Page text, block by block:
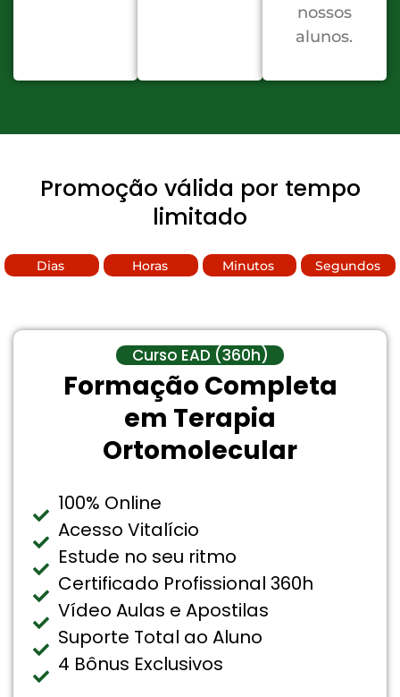
nossos
alunos.
Promoção válida por tempo
limitado
Dias Horas Minutos Segundos
Curso EAD (360h)
Formação Completa
em Terapia
Ortomolecular
100% Online
Acesso Vitalício
Estude no seu ritmo
Certificado Profissional 360h
Vídeo Aulas e Apostilas
Suporte Total ao Aluno
4 Bônus Exclusivos